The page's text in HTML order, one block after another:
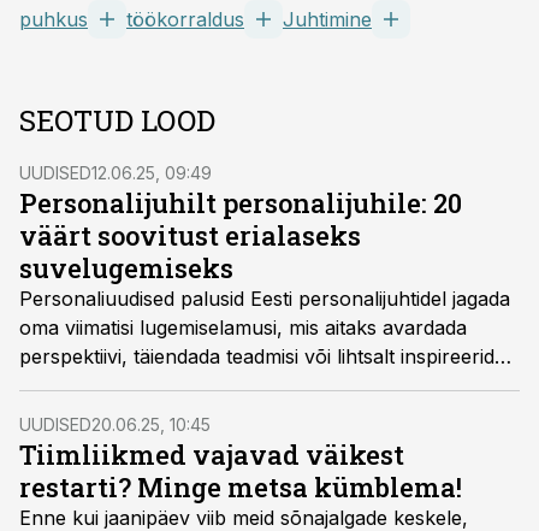
puhkus töökorraldus Juhtimine
SEOTUD LOOD
UUDISED12.06.25, 09:49
Personalijuhilt personalijuhile: 20
väärt soovitust erialaseks
suvelugemiseks
Personaliuudised palusid Eesti personalijuhtidel jagada
oma viimatisi lugemiselamusi, mis aitaks avardada
perspektiivi, täiendada teadmisi või lihtsalt inspireerida
juhtimistöös. Tulemuseks on valik sisukaid, praktilisi ja
isiklikke soovitusi, mis sobivad nii rannakotti kui
lennukisse.
UUDISED20.06.25, 10:45
Tiimliikmed vajavad väikest
restarti? Minge metsa kümblema!
Enne kui jaanipäev viib meid sõnajalgade keskele,